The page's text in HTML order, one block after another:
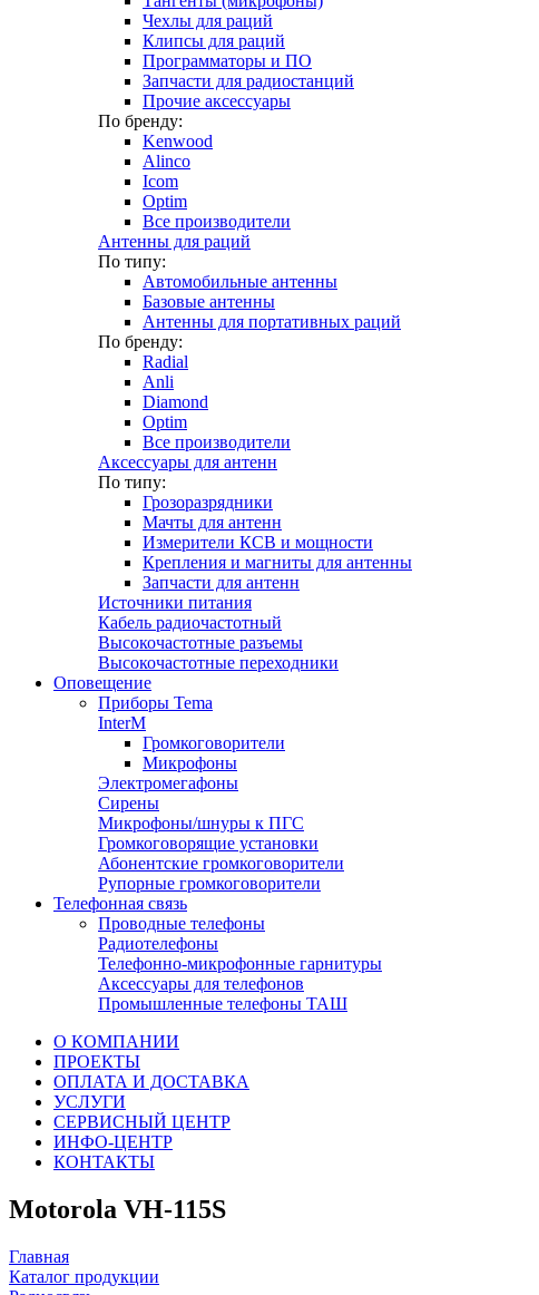
Чехлы для раций
Клипсы для раций
Программаторы и ПО
Запчасти для радиостанций
Прочие аксессуары
По бренду:
Kenwood
Alinco
Icom
Optim
Все производители
Антенны для раций
По типу:
Автомобильные антенны
Базовые антенны
Антенны для портативных раций
По бренду:
Radial
Anli
Diamond
Optim
Все производители
Аксессуары для антенн
По типу:
Грозоразрядники
Мачты для антенн
Измерители КСВ и мощности
Крепления и магниты для антенны
Запчасти для антенн
Источники питания
Кабель радиочастотный
Высокочастотные разъемы
Высокочастотные переходники
Оповещение
Приборы Tema
InterM
Громкоговорители
Микрофоны
Электромегафоны
Сирены
Микрофоны/шнуры к ПГС
Громкоговорящие установки
Абонентские громкоговорители
Рупорные громкоговорители
Телефонная связь
Проводные телефоны
Радиотелефоны
Телефонно-микрофонные гарнитуры
Аксессуары для телефонов
Промышленные телефоны ТАШ
О КОМПАНИИ
ПРОЕКТЫ
ОПЛАТА И ДОСТАВКА
УСЛУГИ
СЕРВИСНЫЙ ЦЕНТР
ИНФО-ЦЕНТР
КОНТАКТЫ
Motorola VH-115S
Главная
Каталог продукции